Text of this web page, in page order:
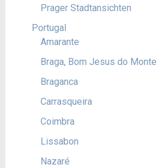
Prager Stadtansichten
Portugal
Amarante
Braga, Bom Jesus do Monte
Braganca
Carrasqueira
Coimbra
Lissabon
Nazaré